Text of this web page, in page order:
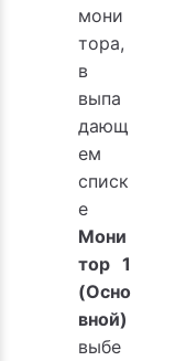
мони
тора,
в
выпа
дающ
ем
списк
е
Мони
тор 1
(Осно
вной)
выбе